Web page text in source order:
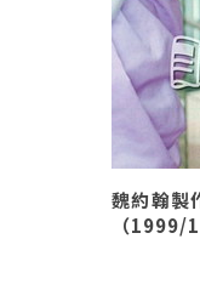
魏約翰製
（1999/